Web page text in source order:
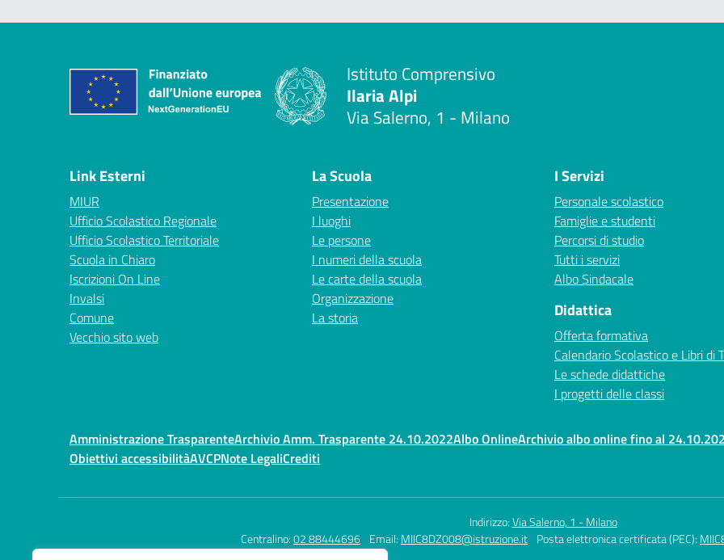
Istituto Comprensivo
Ilaria Alpi
Via Salerno, 1 - Milano
Link Esterni
MIUR
Ufficio Scolastico Regionale
Ufficio Scolastico Territoriale
Scuola in Chiaro
Iscrizioni On Line
Invalsi
Comune
Vecchio sito web
La Scuola
Presentazione
I luoghi
Le persone
I numeri della scuola
Le carte della scuola
Organizzazione
La storia
I Servizi
Personale scolastico
Famiglie e studenti
Percorsi di studio
Tutti i servizi
Albo Sindacale
Didattica
Offerta formativa
Calendario Scolastico e Libri di
Le schede didattiche
I progetti delle classi
Amministrazione TrasparenteArchivio Amm. Trasparente 24.10.2022Albo OnlineArchivio albo online fino al
Obiettivi accessibilitàAVCPNote LegaliCrediti
Indirizzo:Via Salerno, 1 - Milano
Centralino:02 88444696 Email: MIIC8DZ008@istruzione.it Posta elettronica certificata (PEC):